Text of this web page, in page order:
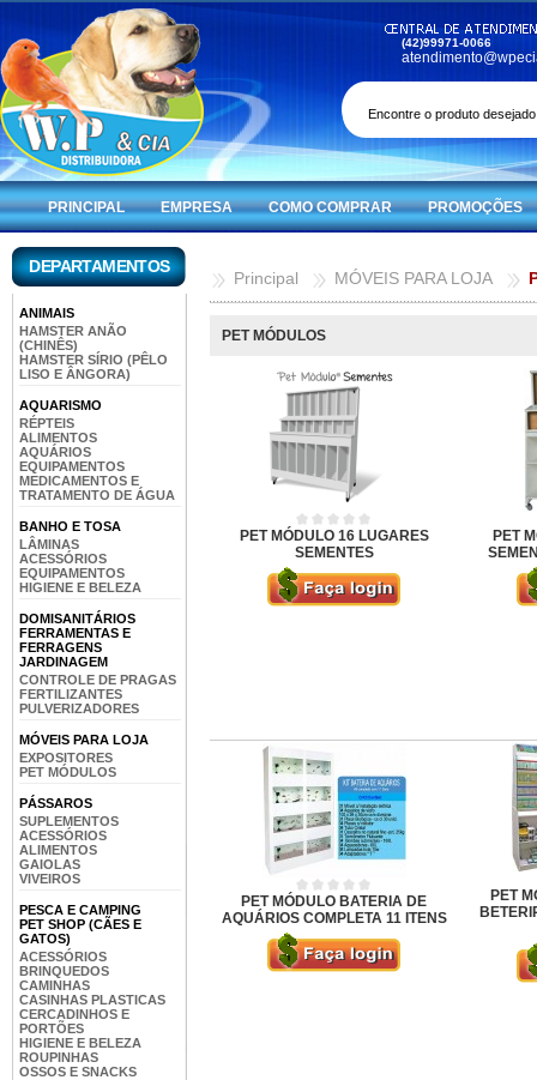
(42)99971-0066
PRINCIPAL EMPRESA COMO COMPRAR PROMOÇÕES
DEPARTAMENTOS
ANIMAIS
HAMSTER ANÃO
(CHINÊS)
HAMSTER SÍRIO (PÊLO
LISO E ÂNGORA)
AQUARISMO
RÉPTEIS
ALIMENTOS
AQUÁRIOS
EQUIPAMENTOS
MEDICAMENTOS E
TRATAMENTO DE ÁGUA
BANHO E TOSA
LÂMINAS
ACESSÓRIOS
EQUIPAMENTOS
HIGIENE E BELEZA
DOMISANITÁRIOS
FERRAMENTAS E
FERRAGENS
JARDINAGEM
CONTROLE DE PRAGAS
FERTILIZANTES
PULVERIZADORES
MÓVEIS PARA LOJA
EXPOSITORES
PET MÓDULOS
PÁSSAROS
SUPLEMENTOS
ACESSÓRIOS
ALIMENTOS
GAIOLAS
VIVEIROS
PESCA E CAMPING
PET SHOP (CÃES E
GATOS)
ACESSÓRIOS
BRINQUEDOS
CAMINHAS
CASINHAS PLASTICAS
CERCADINHOS E
PORTÕES
HIGIENE E BELEZA
ROUPINHAS
OSSOS E SNACKS
Principal MÓVEIS PARA LOJA
PET MÓDULOS
PET MÓDULO 16 LUGARES
SEMENTES
PET
PET MÓDULO BATERIA DE
AQUÁRIOS COMPLETA 11 ITENS
PET